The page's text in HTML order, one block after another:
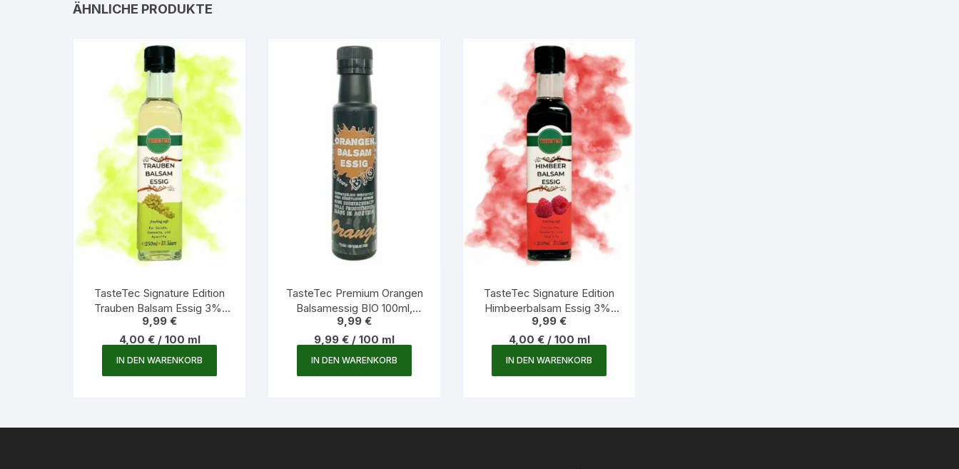
ÄHNLICHE PRODUKTE
TasteTec Signature Edition
Trauben Balsam Essig 3%,
250ml Glasflasche
9,99 €
4,00 €/ 100 ml
IN DEN WARENKORB
TasteTec Premium Orangen
Balsamessig BIO 100ml,
Glasflasche
9,99 €
9,99 € / 100 ml
IN DEN WARENKORB
TasteTec Signature Edition
Himbeerbalsam Essig 3%,
250ml Glasflasche
9,99 €
4,00 €/ 100 ml
IN DEN WARENKORB